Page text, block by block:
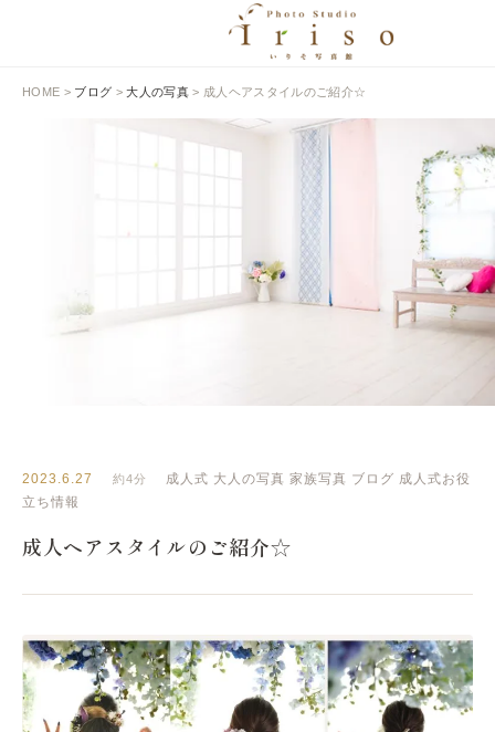
HOME > ブログ >大人の写真> 成人ヘアスタイルのご紹介☆
いりそ写真館ブログ
2023.6.27 約4分 成人式 大人の写真 家族写真 ブログ 成人式お役
立ち情報
成人ヘアスタイルのご紹介☆